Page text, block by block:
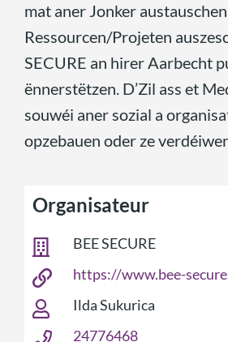
mat aner Jonker
Ressourcen/Projeten
SECURE an hirer Aarbecht
ënnerstëtzen. D’Zil ass et
souwéi aner sozial a
opzebauen oder ze
Organisateur
BEE SECURE
https://www.bee-
Ilda Sukurica
24776468